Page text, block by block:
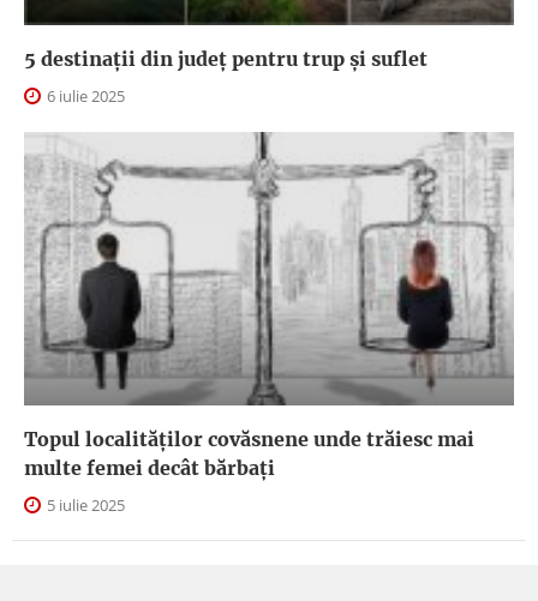
5 destinații din județ pentru trup și suflet
6 iulie 2025
Topul localităților covăsnene unde trăiesc mai
multe femei decât bărbați
5 iulie 2025